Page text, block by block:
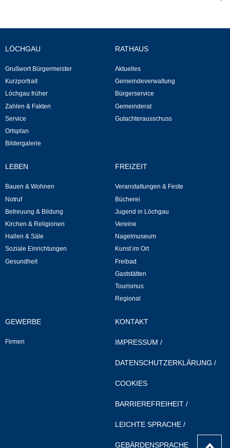
Hallen & Säle
Sporthalle Greuth
Schulturnhalle
Hallen- und Raumreservierung
Gesundheit
Freizeit
Veranstaltungen & Feste
Veranstaltungskalender
Veranstaltungen
LÖCHGAU
Grußwort Bürgermeister
Kurzportrait
Löchgau früher
Zahlen & Fakten
Service
Ortsplan
Bildergalerie
RATHAUS
Aktuelles
Gemeindeverwaltung
Bürgerservice
Gemeinderat
Gutachterausschuss
LEBEN
Bauen & Wohnen
Notruf
Betreuung & Bildung
Kirchen & Religionen
Hallen & Säle
Soziale Einrichtungen
Gesundheit
FREIZEIT
Veranstaltungen & Feste
Bücherei
Jugend in Löchgau
Vereine
Nagelmuseum
Kunst im Ort
Freibad
Gaststätten
Tourismus
Regional
GEWERBE
Firmen
KONTAKT
IMPRESSUM /
DATENSCHUTZERKLÄRUNG /
COOKIES
BARRIEREFREIHEIT /
LEICHTE SPRACHE /
GEBÄRDENSPRACHE